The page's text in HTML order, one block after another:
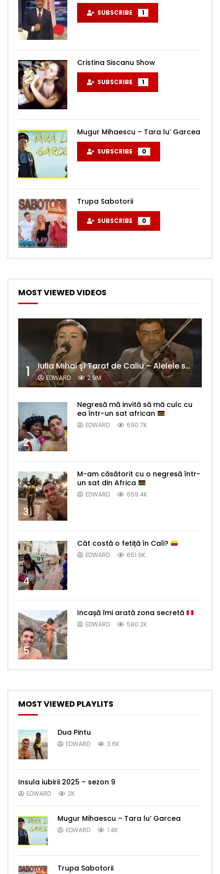
SUBSCRIBE 1
Cristina Siscanu Show
SUBSCRIBE 1
Mugur Mihaescu – Tara lu’ Garcea
SUBSCRIBE 0
Trupa Sabotorii
SUBSCRIBE 0
MOST VIEWED VIDEOS
1 Iulia Mihai şi Taraf de Caliu – Alelele sălcioară (@#VedetaPopulară)
EDWARD 2.9M
2
Negresă mă invită să mă culc cu
ea într-un sat african
EDWARD 690.7K
3
M-am căsătorit cu o negresă într-
un sat din Africa
EDWARD 659.4K
4
Cât costă o fetiță în Cali?
EDWARD 651.9K
5
Incașă îmi arată zona secretă
EDWARD 580.2K
MOST VIEWED PLAYLITS
Dua Pintu
EDWARD 3.6K
Insula iubirii 2025 – sezon 9
EDWARD 2K
Mugur Mihaescu – Tara lu’ Garcea
EDWARD 1.4K
Trupa Sabotorii